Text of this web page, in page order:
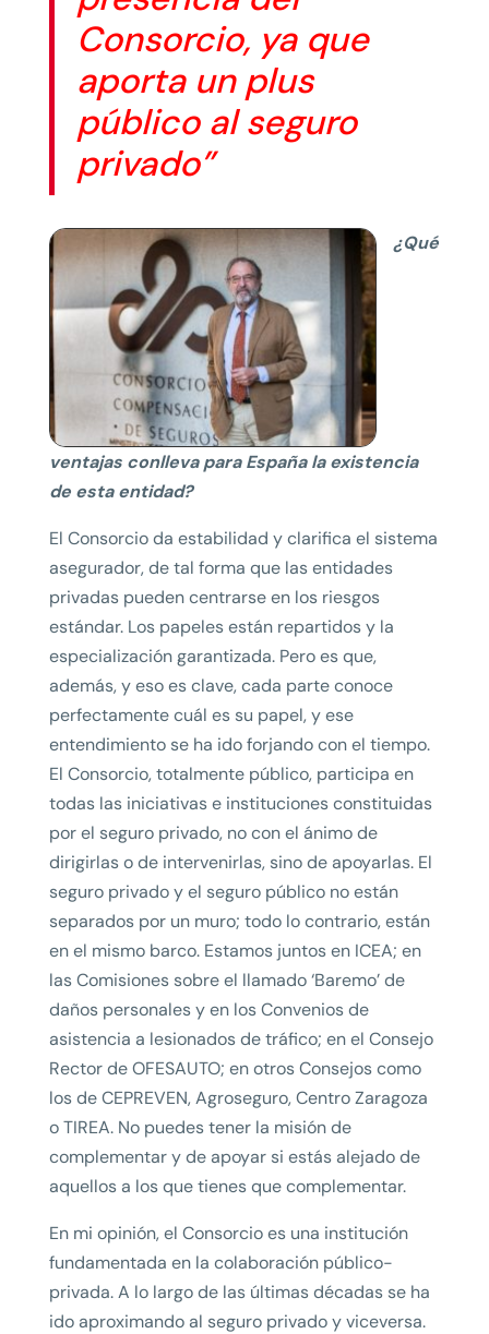
Consorcio, ya que
aporta un plus
público al seguro
privado”
¿Qué
ventajas conlleva para España la existencia
de esta entidad?
El Consorcio da estabilidad y clarifica el sistema
asegurador, de tal forma que las entidades
privadas pueden centrarse en los riesgos
estándar. Los papeles están repartidos y la
especialización garantizada. Pero es que,
además, y eso es clave, cada parte conoce
perfectamente cuál es su papel, y ese
entendimiento se ha ido forjando con el tiempo.
El Consorcio, totalmente público, participa en
todas las iniciativas e instituciones constituidas
por el seguro privado, no con el ánimo de
dirigirlas o de intervenirlas, sino de apoyarlas. El
seguro privado y el seguro público no están
separados por un muro; todo lo contrario, están
en el mismo barco. Estamos juntos en ICEA; en
las Comisiones sobre el llamado ‘Baremo’ de
daños personales y en los Convenios de
asistencia a lesionados de tráfico; en el Consejo
Rector de OFESAUTO; en otros Consejos como
los de CEPREVEN, Agroseguro, Centro Zaragoza
o TIREA. No puedes tener la misión de
complementar y de apoyar si estás alejado de
aquellos a los que tienes que complementar.
En mi opinión, el Consorcio es una institución
fundamentada en la colaboración público-
privada. A lo largo de las últimas décadas se ha
ido aproximando al seguro privado y viceversa.